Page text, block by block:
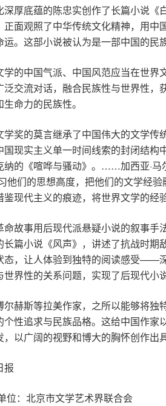
深厚底蕴的陈忠实创作了长篇小说《
正面观照了中华传统文化精神，用中
。这部小说被认为是一部中国的民
学的中国气派、中国风范应当在世
泛交流对话，融合民族性与世界性，
命力的民族性。
学奖的莫言继承了中国伟大的文学
国现实主义单一时间线索的封闭结构
纳的《喧哗与骚动》。……加西亚·马
他们的思想高度，把他们的文学经
现代主义的痕迹，将世界文学的经
命故事用后现代派悬疑小说的叙事手
长篇小说《风声》，讲述了抗战时
态，让人体验到独特的阅读感受——
界性的关系问题，实现了后现代小
尔赫斯等拉美作家，之所以能够将
个性追求与民族品格。这给中国作
以广阔的视野和博大的胸怀创作出
报
位：北京市文学艺术界联合会